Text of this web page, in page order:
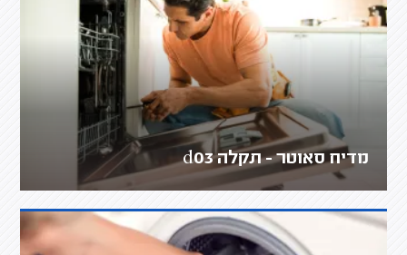
מדיח סאוטר - תקלה d03